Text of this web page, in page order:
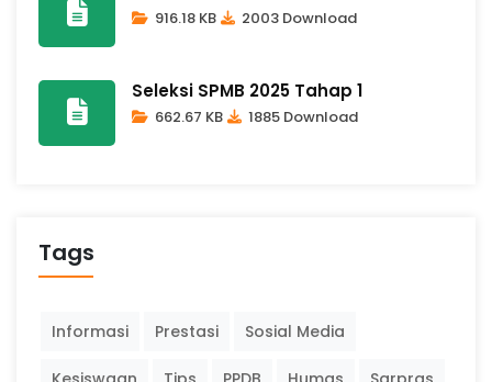
916.18 KB 2003 Download
Seleksi SPMB 2025 Tahap 1
662.67 KB 1885 Download
Tags
Informasi Prestasi Sosial Media